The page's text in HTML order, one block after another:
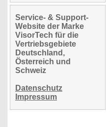
Service- & Support-
Website der Marke
VisorTech für die
Vertriebsgebiete
Deutschland,
Österreich und
Schweiz
Datenschutz
Impressum